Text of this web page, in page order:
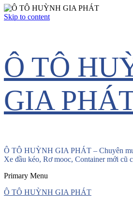
Skip to content
Ô TÔ
GIA
Ô TÔ HUỲNH GIA PHÁT – Chuyên
Xe đầu kéo, Rơ mooc, Container mới cũ
Primary Menu
Ô TÔ HUỲNH GIA PHÁT